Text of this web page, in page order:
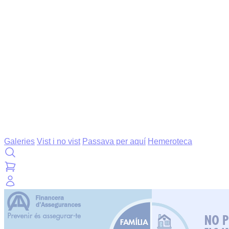
Galeries Vist i no vist Passava per aquí Hemeroteca